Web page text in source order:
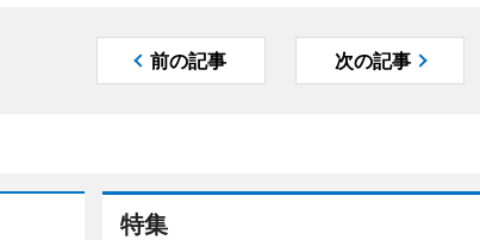
前の記事 次の記事
特集